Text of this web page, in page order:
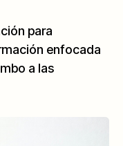
para
enfocada
a las